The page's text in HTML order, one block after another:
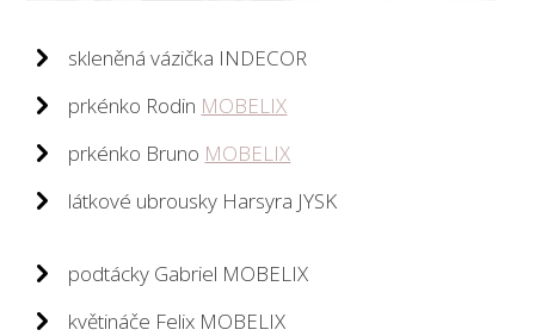
skleněná vázička INDECOR
prkénko Rodin MOBELIX
prkénko Bruno MOBELIX
látkové ubrousky Harsyra JYSK
podtácky Gabriel MOBELIX
květináče Felix MOBELIX